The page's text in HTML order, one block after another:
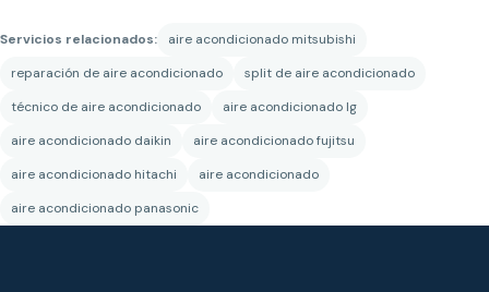
Servicios relacionados:
aire acondicionado mitsubishi
reparación de aire acondicionado
split de aire acondicionado
técnico de aire acondicionado
aire acondicionado lg
aire acondicionado daikin
aire acondicionado fujitsu
aire acondicionado hitachi
aire acondicionado
aire acondicionado panasonic